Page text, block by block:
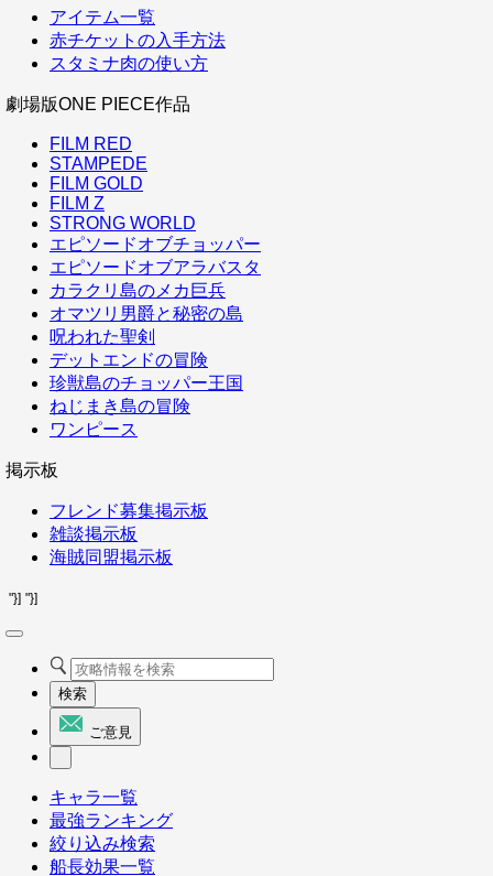
アイテム一覧
赤チケットの入手方法
スタミナ肉の使い方
劇場版ONE PIECE作品
FILM RED
STAMPEDE
FILM GOLD
FILM Z
STRONG WORLD
エピソードオブチョッパー
エピソードオブアラバスタ
カラクリ島のメカ巨兵
オマツリ男爵と秘密の島
呪われた聖剣
デットエンドの冒険
珍獣島のチョッパー王国
ねじまき島の冒険
ワンピース
掲示板
フレンド募集掲示板
雑談掲示板
海賊同盟掲示板
"}] "}]
検索
ご意見
キャラ一覧
最強ランキング
絞り込み検索
船長効果一覧